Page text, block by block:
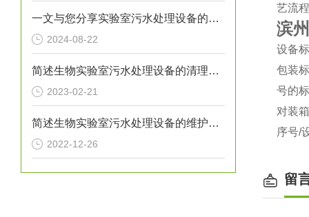
一文与您分享实验室污水处理设备的定期维护保养方法
2024-08-22
简述生物实验室污水处理设备的清理工作
2023-02-21
简述生物实验室污水处理设备的维护保养方法
2022-12-26
艺流
滨
设备
包装
号的
对装
序号/
留